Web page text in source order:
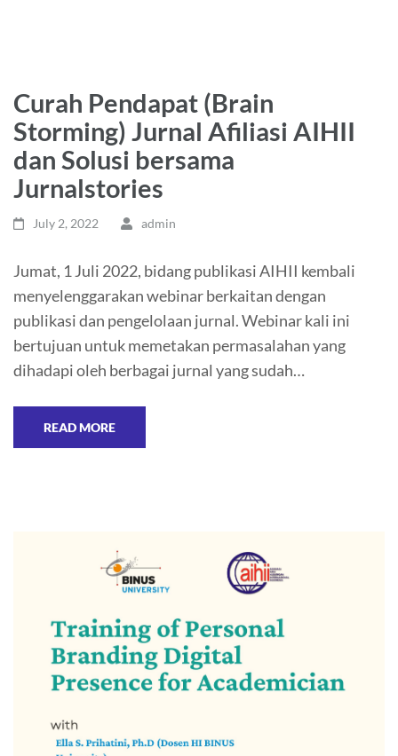
Curah Pendapat (Brain
Storming) Jurnal Afiliasi AIHII
dan Solusi bersama
Jurnalstories
July 2, 2022 admin
Jumat, 1 Juli 2022, bidang publikasi AIHII kembali
menyelenggarakan webinar berkaitan dengan
publikasi dan pengelolaan jurnal. Webinar kali ini
bertujuan untuk memetakan permasalahan yang
dihadapi oleh berbagai jurnal yang sudah…
READ MORE